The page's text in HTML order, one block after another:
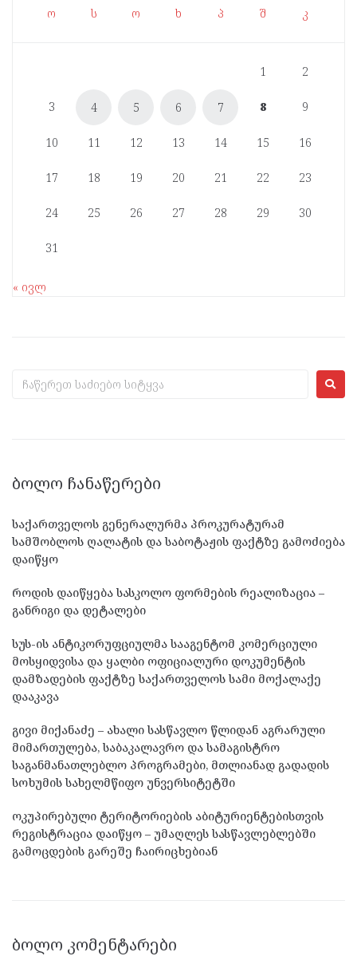
ო ს ო ხ პ შ კ
1 2
3 4 5 6 7 8 9
10 11 12 13 14 15 16
17 18 19 20 21 22 23
24 25 26 27 28 29 30
31
« ივლ
ᲑᲝᲚᲝ ᲩᲐᲜᲐᲬᲔᲠᲔᲑᲘ
საქართველოს გენერალურმა პროკურატურამ
სამშობლოს ღალატის და საბოტაჟის ფაქტზე გამოძიება
დაიწყო
როდის დაიწყება სასკოლო ფორმების რეალიზაცია –
განრიგი და დეტალები
სუს-ის ანტიკორუფციულმა სააგენტომ კომერციული
მოსყიდვისა და ყალბი ოფიციალური დოკუმენტის
დამზადების ფაქტზე საქართველოს სამი მოქალაქე
დააკავა
გივი მიქანაძე – ახალი სასწავლო წლიდან აგრარული
მიმართულება, საბაკალავრო და სამაგისტრო
საგანმანათლებლო პროგრამები, მთლიანად გადადის
სოხუმის სახელმწიფო უნვერსიტეტში
ოკუპირებული ტერიტორიების აბიტურიენტებისთვის
რეგისტრაცია დაიწყო – უმაღლეს სასწავლებლებში
გამოცდების გარეშე ჩაირიცხებიან
ᲑᲝᲚᲝ ᲙᲝᲛᲔᲜᲢᲐᲠᲔᲑᲘ